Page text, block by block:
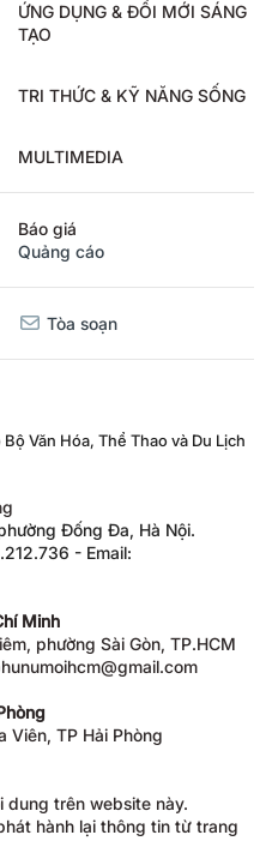
ỨNG DỤNG & ĐỔI MỚI SÁNG
TẠO
TRI THỨC & KỸ NĂNG SỐNG
MULTIMEDIA
Báo giá
Quảng cáo
Tòa soạn
Văn Hóa, Thể Thao và Du Lịch
Đống Đa, Hà Nội.
- Email:
Minh
phường Sài Gòn, TP.HCM
Viên, TP Hải Phòng
dung trên website này.
hành lại thông tin từ trang